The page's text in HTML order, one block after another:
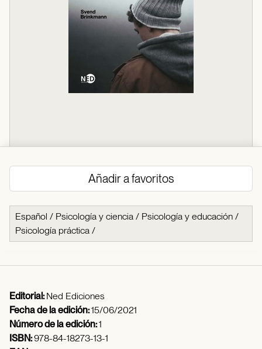
Añadir a favoritos
Español / Psicología y ciencia / Psicología y educación /
Psicología práctica /
Editorial:Ned Ediciones
Fecha de la edición:15/06/2021
Número de la edición:1
ISBN:978-84-18273-13-1